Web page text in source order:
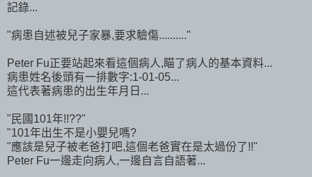
記錄...
"病患自述被兒子家暴,要求驗傷.........."
Peter Fu正要站起來看這個病人,瞄了病人的基本資料...
病患姓名後頭有一排數字:1-01-05...
這代表著病患的出生年月日...
"民國101年!!??"
"101年出生不是小嬰兒嗎?
"應該是兒子被老爸打吧,這個老爸實在是太過份了!!"
Peter Fu一邊走向病人,一邊自言自語著...